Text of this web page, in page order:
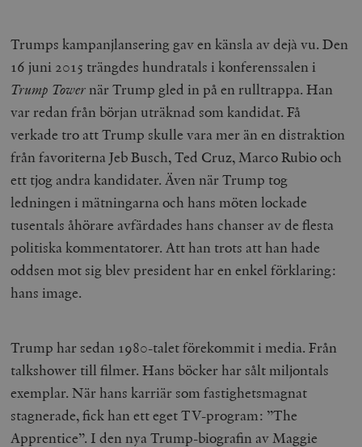
Trumps kampanjlansering gav en känsla av dejà vu. Den
16 juni 2015 trängdes hundratals i konferenssalen i
Trump Towernär Trump gled in på en rulltrappa. Han
var redan från början uträknad som kandidat. Få
verkade tro att Trump skulle vara mer än en distraktion
från favoriterna Jeb Busch, Ted Cruz, Marco Rubio och
ett tjog andra kandidater. Även när Trump tog
ledningen i mätningarna och hans möten lockade
tusentals åhörare avfärdades hans chanser av de flesta
politiska kommentatorer. Att han trots att han hade
oddsen mot sig blev president har en enkel förklaring:
hans image.
Trump har sedan 1980-talet förekommit i media. Från
talkshower till filmer. Hans böcker har sålt miljontals
exemplar. När hans karriär som fastighetsmagnat
stagnerade, fick han ett eget TV-program: ”The
Apprentice”. I den nya Trump-biografin av Maggie